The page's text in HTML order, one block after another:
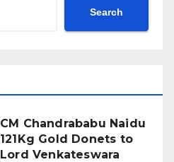
Search
CM Chandrababu Naidu
121Kg Gold Donets to
Lord Venkateswara